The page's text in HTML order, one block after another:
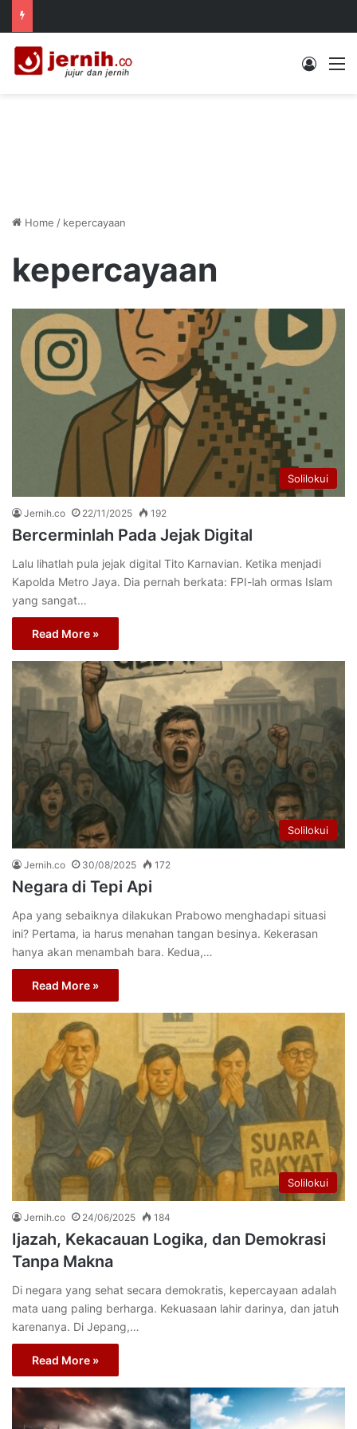
Log In
Home / kepercayaan
kepercayaan
Solilokui
Jernih.co 22/11/2025 192
Bercerminlah Pada Jejak Digital
Lalu lihatlah pula jejak digital Tito Karnavian. Ketika menjadi
Kapolda Metro Jaya. Dia pernah berkata: FPI-lah ormas Islam
yang sangat…
Read More »
Solilokui
Jernih.co 30/08/2025 172
Negara di Tepi Api
Apa yang sebaiknya dilakukan Prabowo menghadapi situasi
ini? Pertama, ia harus menahan tangan besinya. Kekerasan
hanya akan menambah bara. Kedua,…
Read More »
Solilokui
Jernih.co 24/06/2025 184
Ijazah, Kekacauan Logika, dan Demokrasi
Tanpa Makna
Di negara yang sehat secara demokratis, kepercayaan adalah
mata uang paling berharga. Kekuasaan lahir darinya, dan jatuh
karenanya. Di Jepang,…
Read More »